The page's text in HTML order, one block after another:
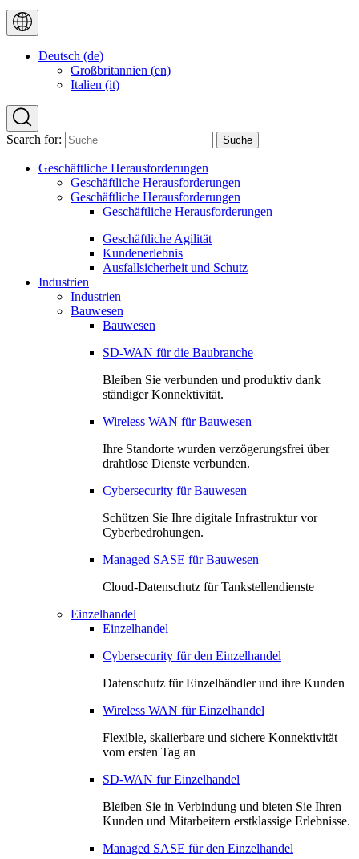
Deutsch (de)
Großbritannien (en)
Italien (it)
Search for:
Geschäftliche Herausforderungen
Geschäftliche Herausforderungen
Geschäftliche Herausforderungen
Geschäftliche Herausforderungen
Geschäftliche Agilität
Kundenerlebnis
Ausfallsicherheit und Schutz
Industrien
Industrien
Bauwesen
Bauwesen
SD-WAN für die Baubranche
Bleiben Sie verbunden und produktiv dank
ständiger Konnektivität.
Wireless WAN für Bauwesen
Ihre Standorte wurden verzögerungsfrei über
drahtlose Dienste verbunden.
Cybersecurity für Bauwesen
Schützen Sie Ihre digitale Infrastruktur vor
Cyberbedrohungen.
Managed SASE für Bauwesen
Cloud-Datenschutz für Tankstellendienste
Einzelhandel
Einzelhandel
Cybersecurity für den Einzelhandel
Datenschutz für Einzelhändler und ihre Kunden
Wireless WAN für Einzelhandel
Flexible, skalierbare und sichere Konnektivität
vom ersten Tag an
SD-WAN fur Einzelhandel
Bleiben Sie in Verbindung und bieten Sie Ihren
Kunden und Mitarbeitern erstklassige Erlebnisse.
Managed SASE für den Einzelhandel